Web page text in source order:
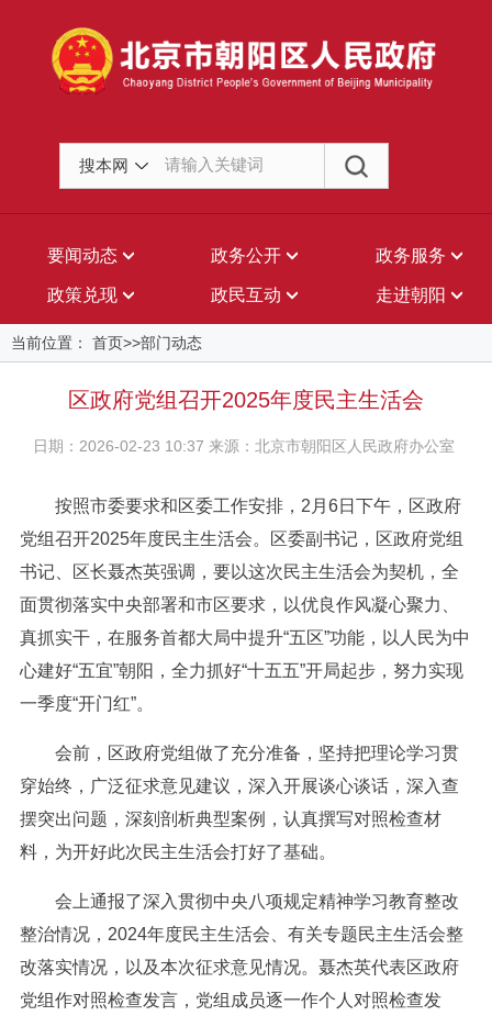
搜本网
要闻动态 政务公开 政务服务
政策兑现 政民互动 走进朝阳
当前位置： 首页>>部门动态
区政府党组召开2025年度民主生活会
日期：2026-02-23 10:37 来源：北京市朝阳区人民政府办公室
按照市委要求和区委工作安排，2月6日下午，区政府
党组召开2025年度民主生活会。区委副书记，区政府党组
书记、区长聂杰英强调，要以这次民主生活会为契机，全
面贯彻落实中央部署和市区要求，以优良作风凝心聚力、
真抓实干，在服务首都大局中提升“五区”功能，以人民为中
心建好“五宜”朝阳，全力抓好“十五五”开局起步，努力实现
一季度“开门红”。
会前，区政府党组做了充分准备，坚持把理论学习贯
穿始终，广泛征求意见建议，深入开展谈心谈话，深入查
摆突出问题，深刻剖析典型案例，认真撰写对照检查材
料，为开好此次民主生活会打好了基础。
会上通报了深入贯彻中央八项规定精神学习教育整改
整治情况，2024年度民主生活会、有关专题民主生活会整
改落实情况，以及本次征求意见情况。聂杰英代表区政府
党组作对照检查发言，党组成员逐一作个人对照检查发